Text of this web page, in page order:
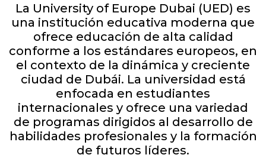
La University of Europe Dubai (UED) es
una institución educativa moderna que
ofrece educación de alta calidad
conforme a los estándares europeos, en
el contexto de la dinámica y creciente
ciudad de Dubái. La universidad está
enfocada en estudiantes
internacionales y ofrece una variedad
de programas dirigidos al desarrollo de
habilidades profesionales y la formación
de futuros líderes.